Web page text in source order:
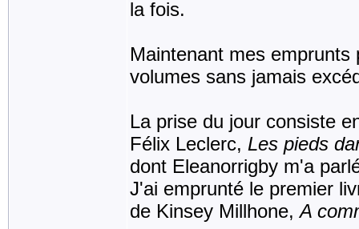
la fois.
Maintenant mes
volumes sans jamais
La prise du jour consiste
Félix Leclerc, Les pieds
dont Eleanorrigby m'a
J'ai emprunté le premier
de Kinsey Millhone,A